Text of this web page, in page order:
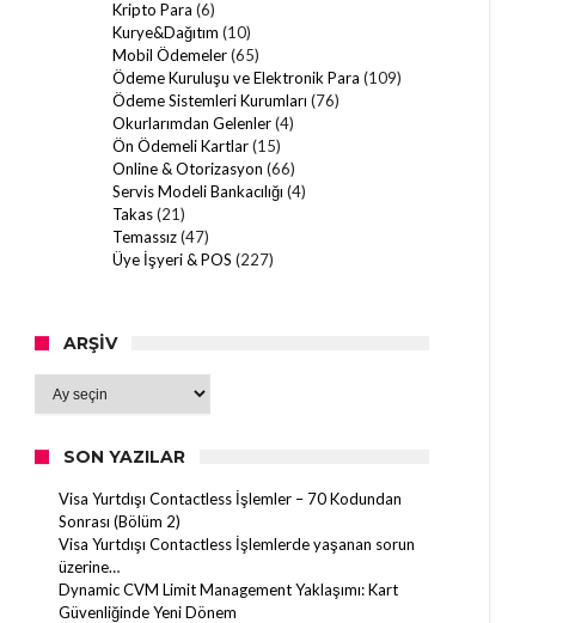
Kripto Para (6)
Kurye&Dağıtım (10)
Mobil Ödemeler(65)
Ödeme Kuruluşu ve Elektronik Para (109)
Ödeme Sistemleri Kurumları (76)
Okurlarımdan Gelenler(4)
Ön Ödemeli Kartlar(15)
Online & Otorizasyon (66)
Servis Modeli Bankacılığı (4)
Takas(21)
Temassız(47)
Üye İşyeri & POS (227)
ARŞIV
SON YAZILAR
Visa Yurtdışı Contactless İşlemler – 70 Kodundan
Sonrası (Bölüm 2)
Visa Yurtdışı Contactless İşlemlerde yaşanan sorun
üzerine…
Dynamic CVM Limit Management Yaklaşımı: Kart
Güvenliğinde Yeni Dönem